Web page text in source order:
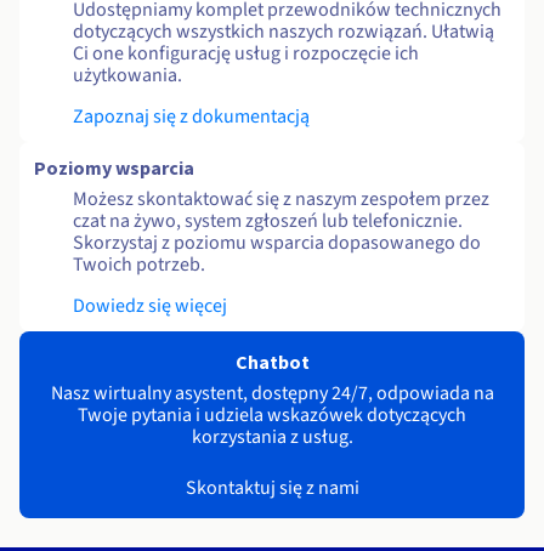
Udostępniamy komplet przewodników technicznych
dotyczących wszystkich naszych rozwiązań. Ułatwią
Ci one konfigurację usług i rozpoczęcie ich
użytkowania.
Zapoznaj się z dokumentacją
Poziomy wsparcia
Możesz skontaktować się z naszym zespołem przez
czat na żywo, system zgłoszeń lub telefonicznie.
Skorzystaj z poziomu wsparcia dopasowanego do
Twoich potrzeb.
Dowiedz się więcej
Chatbot
Nasz wirtualny asystent, dostępny 24/7, odpowiada na
Twoje pytania i udziela wskazówek dotyczących
korzystania z usług.
Skontaktuj się z nami